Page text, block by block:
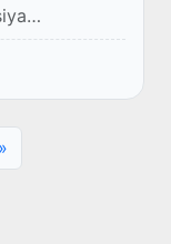
boʻyicha